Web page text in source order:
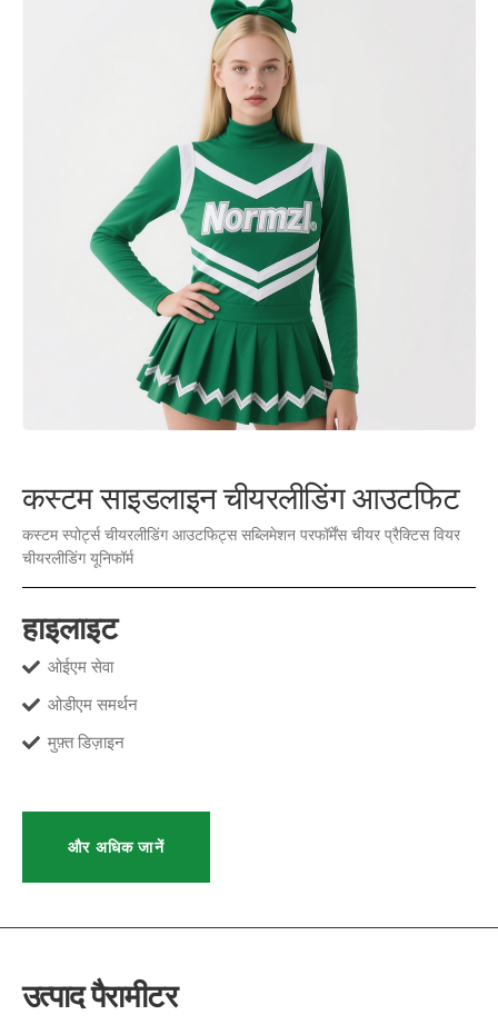
कस्टम साइडलाइन चीयरलीडिंग आउटफिट
कस्टम स्पोर्ट्स चीयरलीडिंग आउटफिट्स सब्लिमेशन परफॉर्मेंस चीयर प्रैक्टिस वियर
चीयरलीडिंग यूनिफॉर्म
हाइलाइट
ओईएम सेवा
ओडीएम समर्थन
मुफ़्त डिज़ाइन
और अधिक जानें
उत्पाद पैरामीटर